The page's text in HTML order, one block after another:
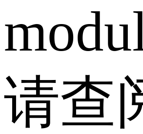
请查